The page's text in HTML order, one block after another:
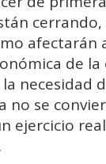
afectarán
de la
necesidad
no se
ejercicio